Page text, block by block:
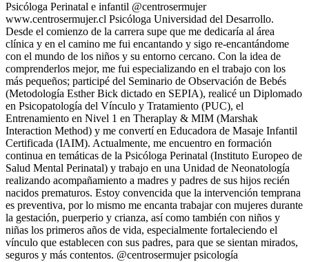
Psicóloga Perinatal e infantil @centrosermujer
www.centrosermujer.cl Psicóloga Universidad del Desarrollo.
Desde el comienzo de la carrera supe que me dedicaría al área
clínica y en el camino me fui encantando y sigo re-encantándome
con el mundo de los niños y su entorno cercano. Con la idea de
comprenderlos mejor, me fui especializando en el trabajo con los
más pequeños; participé del Seminario de Observación de Bebés
(Metodología Esther Bick dictado en SEPIA), realicé un Diplomado
en Psicopatología del Vínculo y Tratamiento (PUC), el
Entrenamiento en Nivel 1 en Theraplay & MIM (Marshak
Interaction Method) y me convertí en Educadora de Masaje Infantil
Certificada (IAIM). Actualmente, me encuentro en formación
continua en temáticas de la Psicóloga Perinatal (Instituto Europeo de
Salud Mental Perinatal) y trabajo en una Unidad de Neonatología
realizando acompañamiento a madres y padres de sus hijos recién
nacidos prematuros. Estoy convencida que la intervención temprana
es preventiva, por lo mismo me encanta trabajar con mujeres durante
la gestación, puerperio y crianza, así como también con niños y
niñas los primeros años de vida, especialmente fortaleciendo el
vínculo que establecen con sus padres, para que se sientan mirados,
seguros y más contentos. @centrosermujer psicología